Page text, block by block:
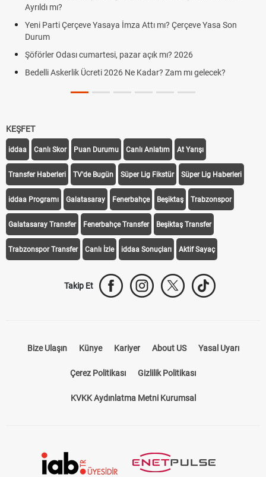
Parti Çerçeve Yasaya İmza Attı mı? Çerçeve Yasa Son
Odası cumartesi, pazar açık mı? 2026
Askerlik Ücreti 2026 Ne Kadar? Zam mı gelecek?
KEŞFET
iddaa Canlı Skor Puan Durumu Canlı Anlatım At Yarışı
Transfer Haberleri TV'de Bugün Süper Lig Fikstür Süper Lig Haberleri
iddaa Programı Galatasaray Fenerbahçe Beşiktaş Trabzonspor
Galatasaray Transfer Fenerbahçe Transfer Beşiktaş Transfer
Trabzonspor Transfer Canlı İzle iddaa Sonuçları Aktif Sayaç
Takip Et
Bize Ulaşın Künye Kariyer About US Yasal Uyarı
Çerez Politikası Gizlilik Politikası
KVKK Aydınlatma Metni Kurumsal